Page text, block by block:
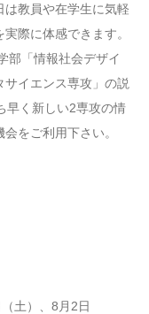
は教員や在学生に気軽
際に体感できます。
部「情報社会デザイ
イエンス専攻」の説
早く新しい2専攻の情
をご利用下さい。
土）、8月2日